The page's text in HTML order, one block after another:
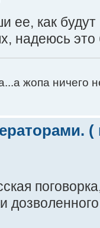
ее, как
надеюсь это
жопа ничего